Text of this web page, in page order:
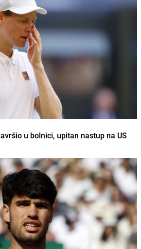
u bolnici, upitan nastup na US